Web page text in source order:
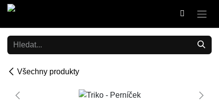
Přejít na obsah
Všechny produkty